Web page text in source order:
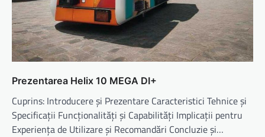
Prezentarea Helix 10 MEGA DI+
Cuprins: Introducere și Prezentare Caracteristici Tehnice și
Specificații Funcționalități și Capabilități Implicații pentru
Experiența de Utilizare și Recomandări Concluzie și…